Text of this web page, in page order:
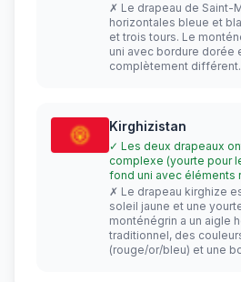
✗ Le drapeau de Saint-
horizontales bleue et
et trois tours. Le
uni avec bordure dorée
complètement différent.
Kirghizistan
✓ Les deux drapeaux
complexe (yourte pour
fond uni avec éléments
✗ Le drapeau kirghize
soleil jaune et une
monténégrin a un aigle
traditionnel, des
(rouge/or/bleu) et une